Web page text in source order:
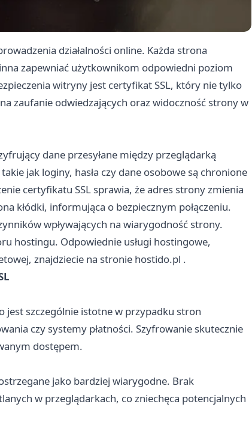
działalności online. Każda strona
zapewniać użytkownikom odpowiedni poziom
witryny jest certyfikat SSL, który nie tylko
zaufanie odwiedzających oraz widoczność strony w
dane przesyłane między przeglądarką
jak loginy, hasła czy dane osobowe są chronione
certyfikatu SSL sprawia, że adres strony zmienia
kłódki, informująca o bezpiecznym połączeniu.
wpływających na wiarygodność strony.
hostingu. Odpowiednie usługi hostingowe,
znajdziecie na stronie hostido.pl .
jest szczególnie istotne w przypadku stron
czy systemy płatności. Szyfrowanie skutecznie
dostępem.
jako bardziej wiarygodne. Brak
w przeglądarkach, co zniechęca potencjalnych